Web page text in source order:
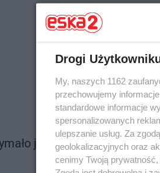
je 3317 chłopców
Drogi
My, naszych 1162
przechowujemy
standardowe informacje
spersonalizowanych
ulepszanie usług. Za
geolokalizacyjnych oraz
cenimy Twoją